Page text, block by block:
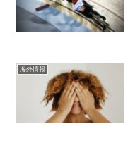
海外情報